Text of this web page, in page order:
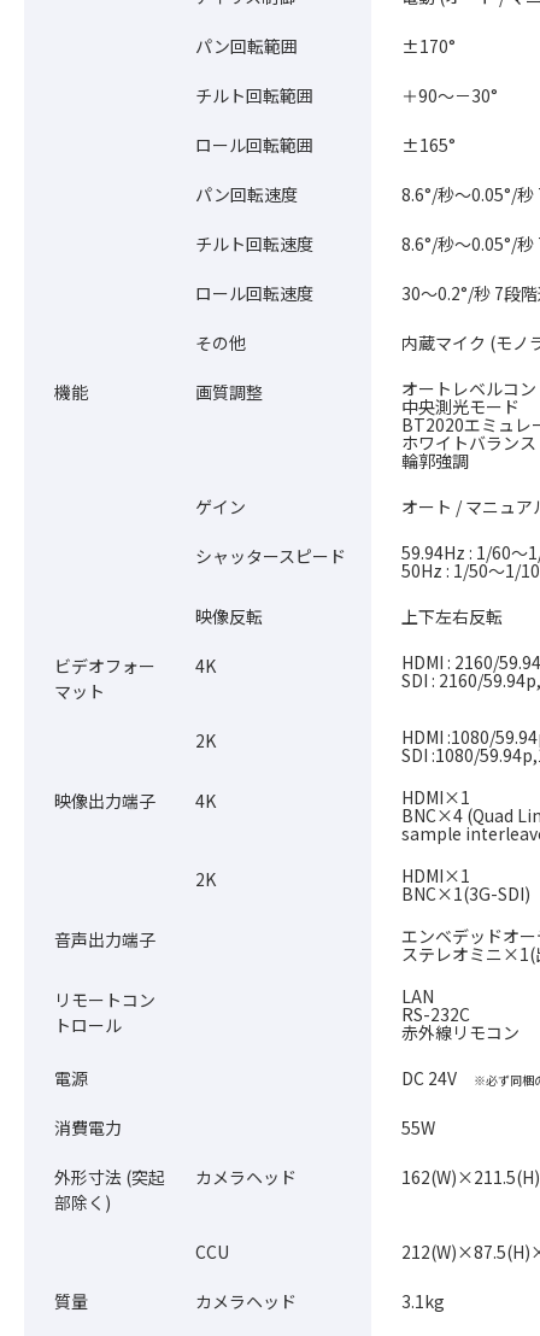
パン回転範囲 ±170°
チルト回転範囲 ＋90～－30°
ロール回転範囲 ±165°
パン回転速度 8.6°/秒～0.05°/
チルト回転速度 8.6°/秒～0.05°/
ロール回転速度 30～0.2°/秒 7段
その他 内蔵マイク (モノ
機能 画質調整 オートレベルコ
中央測光モード
BT2020エミュレ
ホワイトバランス
輪郭強調
ゲイン
オート / マニュ
シャッタースピード 59.94Hz : 1/60～
50Hz : 1/50～1/
映像反転
上下左右反転
ビデオフォー
マット
4K HDMI : 2160/
SDI : 2160/
2K HDMI :1080/
SDI :1080/
映像出力端子
4K HDMI×1
BNC×4 (Quad
sample
2K
HDMI×1
BNC×1(3G-SDI)
音声出力端子
エンベデッドオ
ステレオミニ×1(
リモートコン
トロール
LAN
RS-232C
赤外線リモコン
電源
DC 24V ※必ず同梱
消費電力 55W
外形寸法 (突起
部除く)
カメラヘッド
CCU
質量 カメラヘッド 3.1kg